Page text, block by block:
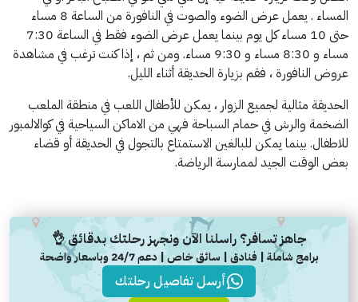
المساء . يعمل عرض الضوء والصوت في النافورة من الساعة 8 مساء
حتى 10 مساء كل يوم بينما يعمل عرض الضوء فقط في الساعة 7:30
مساء و 8:30 مساء و 9:30 مساء. ومن ثم ، إذا كنت ترغب في مشاهدة
عروض النافورة ، فقم بزيارة الحديقة أثناء الليل.
الحديقة مثالية لجميع الزوار ، يمكن للأطفال اللعب في منطقة الملعب
الضخمة والرش في حمام السباحة فهي من الاماكن السياحية في كوالالمبور
للاطفال. بينما يمكن للبالغين الاستمتاع بالتجول في الحديقة أو قضاء
بعض الوقت الجيد لممارسة الرياضة.
جاهز تسافر؟ راسلنا الآن ونجهز رحلتك بدقائق 👌
برامج شاملة | فنادق | سائق خاص | دعم 24/7 وباسعار واضحة
أرسل تفاصيل رحلتك